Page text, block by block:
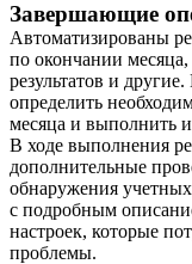
Завершающие
Автоматизированы
по окончании
результатов и
определить
месяца и выполнить
В ходе выполнения
дополнительные
обнаружения
с подробным
настроек, которые
проблемы.